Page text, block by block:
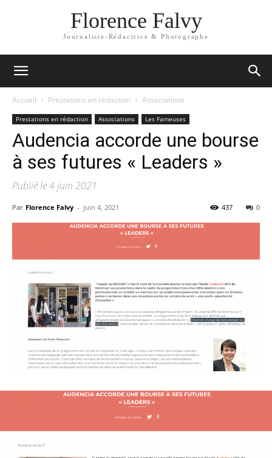
Florence Falvy
Journaliste-Rédactrice & Photographe
Accueil Prestations en rédaction Associations
Prestations en rédaction Associations Les Fameuses
Audencia accorde une bourse
à ses futures « Leaders »
Publié le 4 juin 2021
Par Florence Falvy - juin 4, 2021 0
437